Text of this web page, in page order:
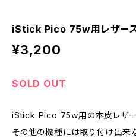
iStick Pico 75w用レザー
¥3,200
SOLD OUT
iStick Pico 75w用の本皮レザー
その他の機種には取り付け出来